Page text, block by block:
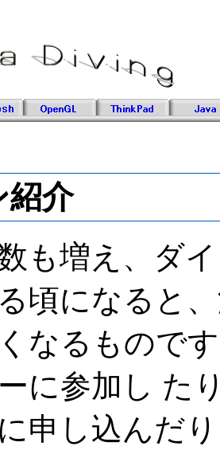
紹介
も増え、ダ
頃になると
なるもので
に参加し た
申し込んだ